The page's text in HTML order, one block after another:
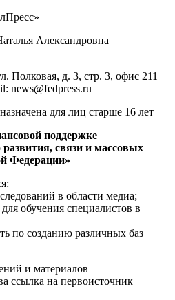
Александровна
Полковая, д. 3, стр. 3, офис 211
news@fedpress.ru
для лиц старше 16 лет
поддержке
связи и массовых
Федерации»
в области медиа;
обучения специалистов в
по созданию различных баз
и материалов
ссылка на первоисточник